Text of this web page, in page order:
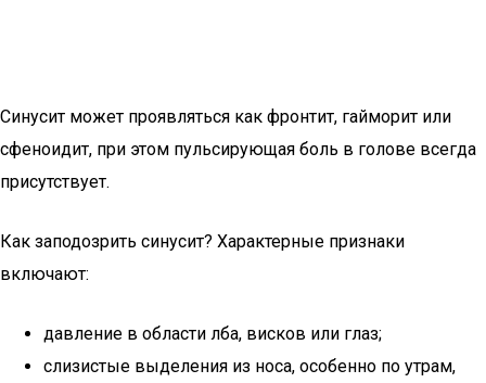
Синусит может проявляться как фронтит, гайморит или
сфеноидит, при этом пульсирующая боль в голове всегда
присутствует.
Как заподозрить синусит? Характерные признаки
включают:
давление в области лба, висков или глаз;
слизистые выделения из носа, особенно по утрам,